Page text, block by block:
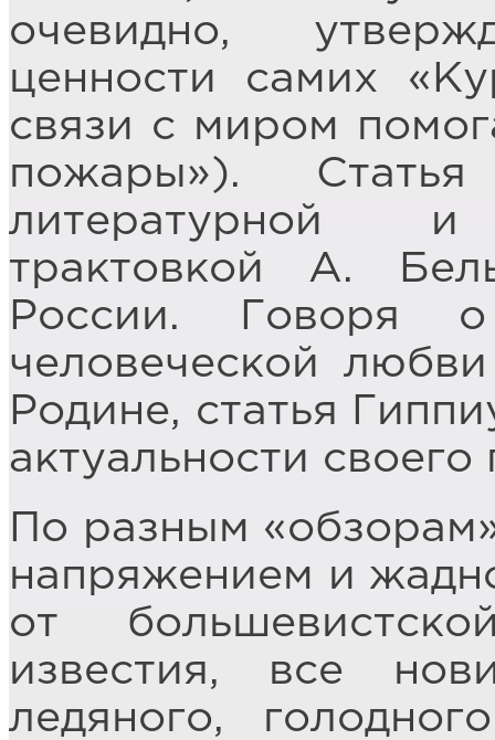
очевидно,
ценности самих
связи с миром
пожары»).
литературной и
трактовкой А.
России. Говоря
человеческой
Родине, статья
актуальности
По разным
напряжением и
от
известия, все
ледяного,